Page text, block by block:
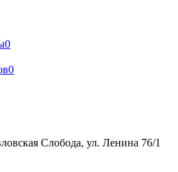
0
0
Слобода, ул. Ленина 76/1